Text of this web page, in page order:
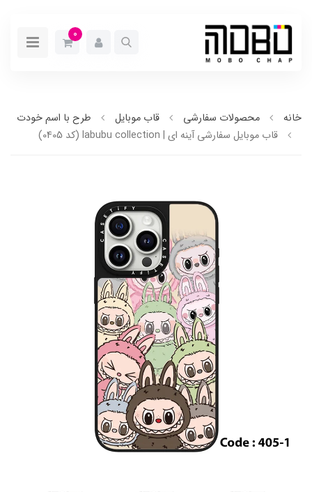
0
خانه محصولات سفارشی قاب موبایل
طرح با اسم خودت
قاب موبایل سفارشی آینه ای | labubu collection (کد 0405)